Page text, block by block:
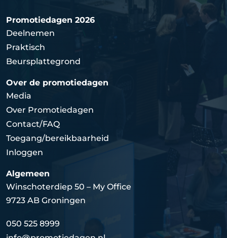
Promotiedagen 2026
Deelnemen
Praktisch
Beursplattegrond
Over de promotiedagen
Media
Over Promotiedagen
Contact/FAQ
Toegang/bereikbaarheid
Inloggen
Algemeen
Winschoterdiep 50 – My Office
9723 AB Groningen
050 525 8999